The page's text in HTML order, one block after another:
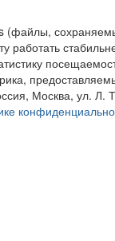
(файлы,
работать
Москва, ул. Л.